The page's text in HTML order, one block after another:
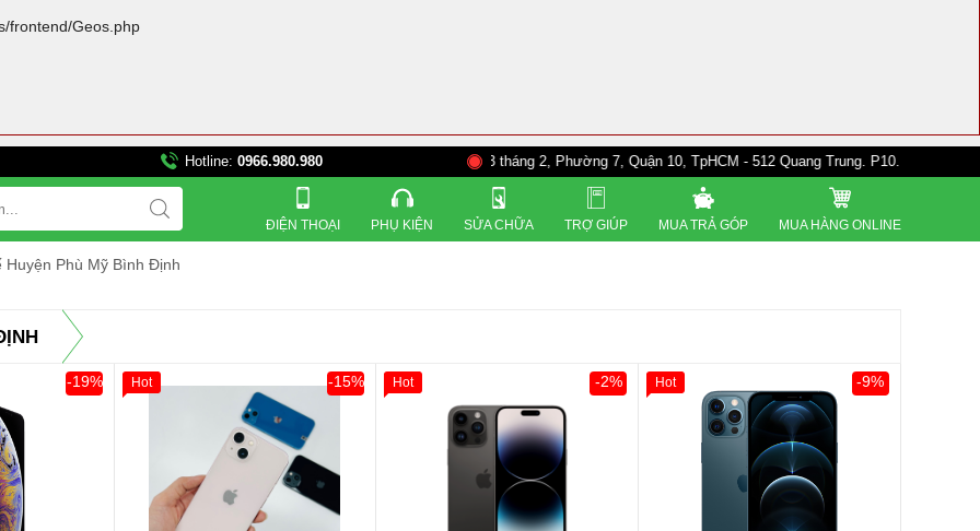
frontend/Geos.php
Hotline: 0966.980.980 821 Đường 3 tháng 2, Phường 7, Quận 10, TpHCM - 512 Quang Trung. P10. Gò Vấp - 528A
ĐIỆN THOẠI PHỤ KIỆN SỬA CHỮA TRỢ GIÚP MUA TRẢ GÓP MUA HÀNG ONLINE
Huyện Phù Mỹ Bình Định
Khách Hàng
-19%
Giảm 100.000đ
Khách Hàng
Tặng
-15%
Hot -2%
Hot
Giảm 100.000đ
Khách Hàng
Thân Thiết
-9%
Hot